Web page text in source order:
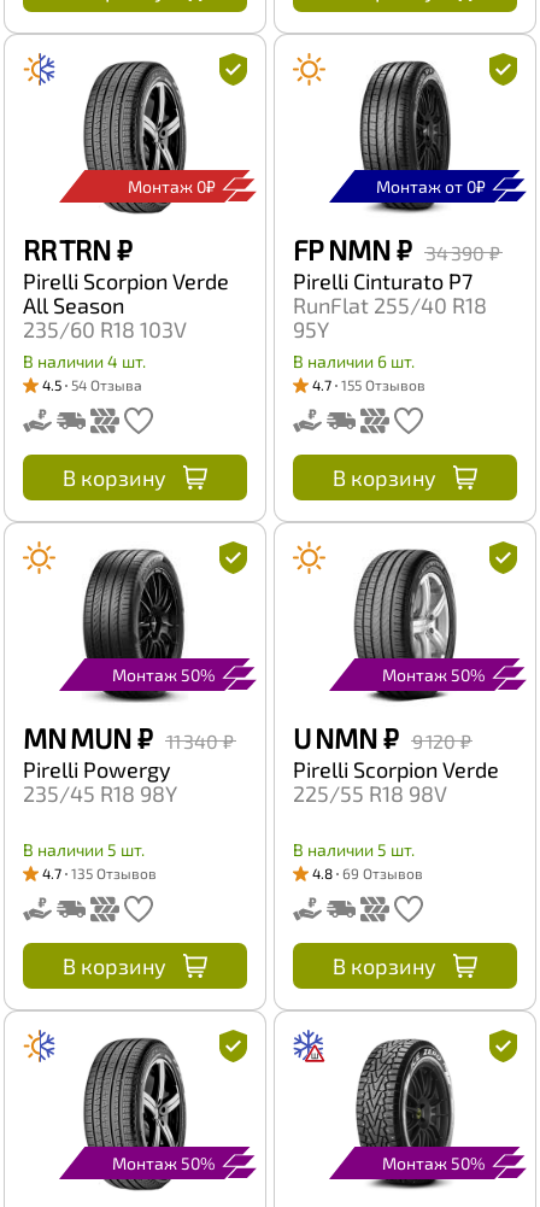
Монтаж 0₽
RR TRN₽
Pirelli Scorpion Verde
All Season
235/60 R18 103V
В наличии 4 шт.
4.5 54 Отзыва
В корзину
Монтаж от 0₽
FP NMN₽ 34 390 ₽
Pirelli Cinturato P7
RunFlat 255/40 R18
95Y
В наличии 6 шт.
4.7 155 Отзывов
В корзину
Монтаж 50%
MN MUN₽ 11 340 ₽
Pirelli Powergy
235/45 R18 98Y
В наличии 5 шт.
4.7 135 Отзывов
В корзину
Монтаж 50%
U NMN₽ 9 120 ₽
Pirelli Scorpion Verde
225/55 R18 98V
В наличии 5 шт.
4.8 69 Отзывов
В корзину
Монтаж 50% Монтаж 50%